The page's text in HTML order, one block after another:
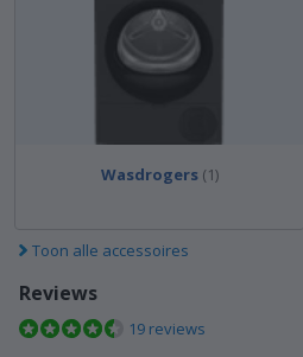
Wasdrogers (1)
Toon alle accessoires
Reviews
19 reviews